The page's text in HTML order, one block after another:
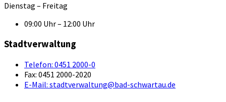
Dienstag – Freitag
09:00 Uhr – 12:00 Uhr
Stadtverwaltung
Telefon: 0451 2000-0
Fax: 0451 2000-2020
E-Mail: stadtverwaltung@bad-schwartau.de